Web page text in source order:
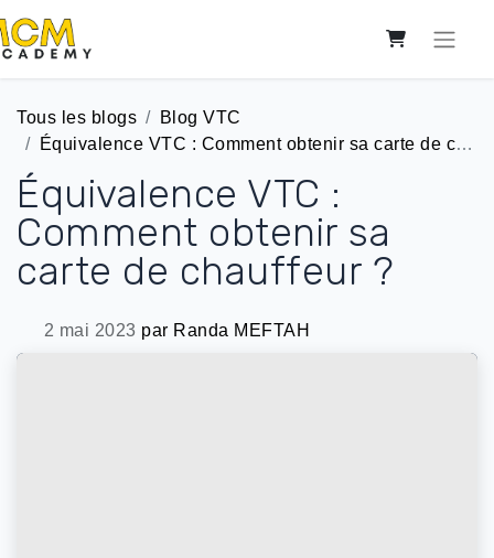
Tous les blogs
Blog VTC
Équivalence VTC : Comment obtenir sa carte de chauffeur ?
Équivalence VTC :
Comment obtenir sa
carte de chauffeur ?
2 mai 2023 par Randa MEFTAH